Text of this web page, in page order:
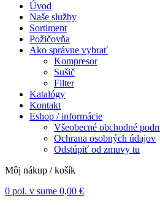
Úvod
Naše služby
Sortiment
Požičovňa
Ako správne vybrať
Kompresor
Sušič
Filter
Katalógy
Kontakt
Eshop / informácie
Všeobecné obchodné
Ochrana osobných údajov
Odstúpiť od zmuvy tu
Môj nákup / košík
0 pol. v sume 0,00 €